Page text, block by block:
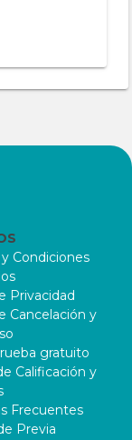
Condiciones
Privacidad
Cancelación y
gratuito
Calificación y
Frecuentes
Previa